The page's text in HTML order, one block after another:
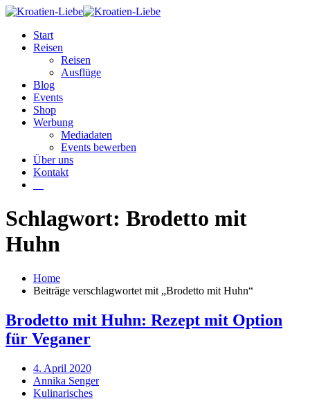
Start
Reisen
Reisen
Ausflüge
Blog
Events
Shop
Werbung
Mediadaten
Events bewerben
Über uns
Kontakt
Schlagwort: Brodetto mit
Huhn
Home
Beiträge verschlagwortet mit „Brodetto mit Huhn“
Brodetto mit Huhn: Rezept mit Option
für Veganer
4. April 2020
Annika Senger
Kulinarisches